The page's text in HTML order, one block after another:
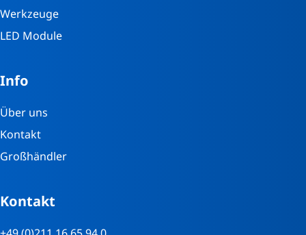
Werkzeuge
LED Module
Info
Über uns
Kontakt
Großhändler
Kontakt